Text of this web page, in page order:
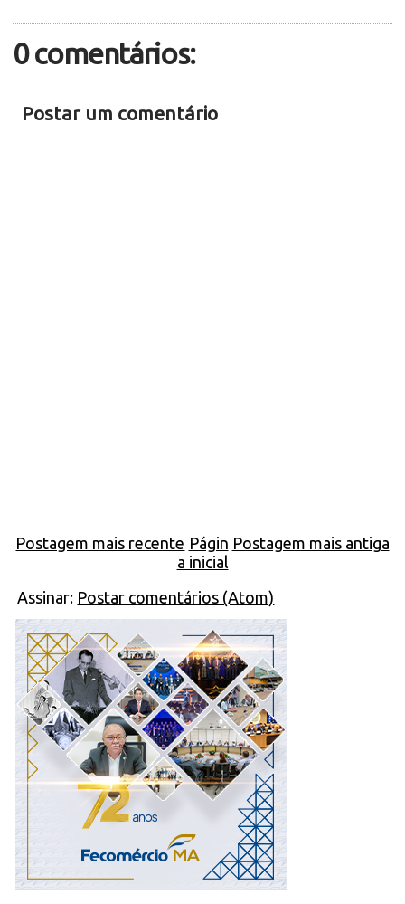
0 comentários:
Postar um comentário
Postagem mais recente Postagem mais antiga
Págin
a inicial
Assinar: Postar comentários (Atom)